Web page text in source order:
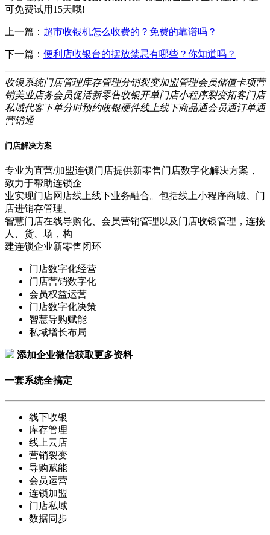
可免费试用15天哦!
上一篇： 超市收银机怎么收费的？免费的靠谱吗？
下一篇： 便利店收银台的摆放禁忌有哪些？你知道吗？
收银系统门店管理库存管理分销裂变加盟管理会员储值卡项营
销美业店务会员促活新零售收银开单门店小程序裂变拓客门店
私域代客下单分时预约收银硬件线上线下商品通会员通订单通
营销通
门店解决方案
专业为直营/加盟连锁门店提供新零售门店数字化解决方案，
致力于帮助连锁企
业实现门店网店线上线下业务融合。包括线上小程序商城、门
店进销存管理、
智慧门店在线导购化、会员营销管理以及门店收银管理，连接
人、货、场，构
建连锁企业新零售闭环
门店数字化经营
门店营销数字化
会员权益运营
门店数字化决策
智慧导购赋能
私域增长布局
添加企业微信获取更多资料
一套系统全搞定
线下收银
库存管理
线上云店
营销裂变
导购赋能
会员运营
连锁加盟
门店私域
数据同步